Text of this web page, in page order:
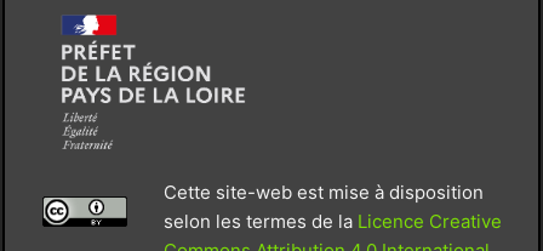
Cette site-web est mise à disposition
selon les termes de la Licence Creative